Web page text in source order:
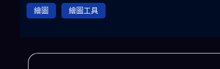
繪圖
繪圖工具